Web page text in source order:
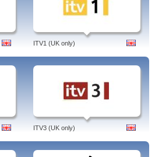
ITV1 (UK only)
ITV3 (UK only)